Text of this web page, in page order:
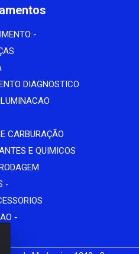
-
DIAGNOSTICO
CARBURAÇÃO
E QUIMICOS
-
-